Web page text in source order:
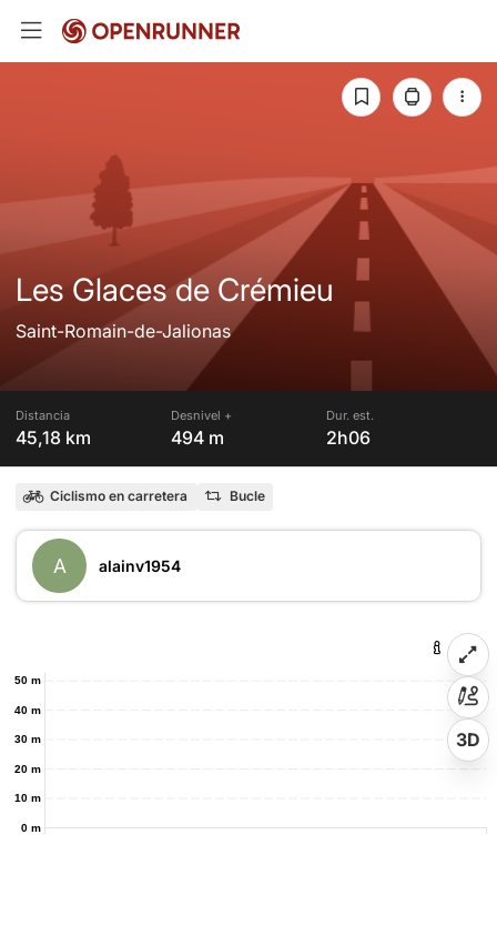
Les Glaces de Crémieu
Saint-Romain-de-Jalionas
Distancia
45,18 km
Desnivel +
494 m
Dur. est.
2h06
Ciclismo en carretera Bucle
A alainv1954
0 m
10 m
20 m
30 m
40 m
50 m
3D